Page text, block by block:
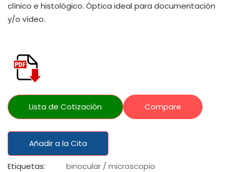
clínico e histológico. Óptica ideal para documentación
y/o vídeo.
Lista de Cotización Compare
Añadir a la Cita
Etiquetas: binocular / microscopio